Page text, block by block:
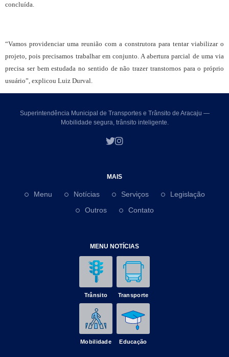
concluída.
“Vamos providenciar uma reunião com a construtora para tentar viabilizar o
projeto, pois precisamos trabalhar em conjunto. A abertura parcial de uma via
precisa ser bem estudada no sentido de não trazer transtornos para o próprio
usuário”, explicou Luiz Durval.
Superintendência Municipal de Transportes e Trânsito de Aracaju —
Mobilidade segura, trânsito inteligente.
MAIS
Menu Notícias Serviços
Legislação
Outros
Contato
MENU NOTÍCIAS
Trânsito Transporte
Mobilidade Educação